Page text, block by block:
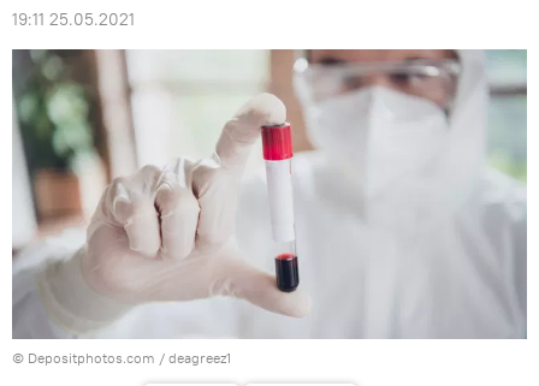
19:11 25.05.2021
© Depositphotos.com / deagreez1